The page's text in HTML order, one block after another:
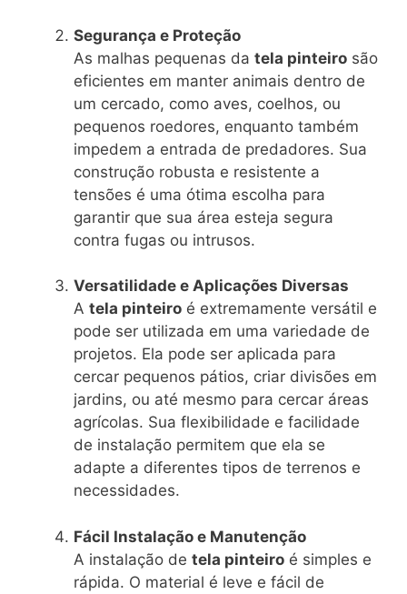
Segurança e Proteção
As malhas pequenas da tela pinteiro são
eficientes em manter animais dentro de
um cercado, como aves, coelhos, ou
pequenos roedores, enquanto também
impedem a entrada de predadores. Sua
construção robusta e resistente a
tensões é uma ótima escolha para
garantir que sua área esteja segura
contra fugas ou intrusos.
Versatilidade e Aplicações Diversas
A tela pinteiro é extremamente versátil e
pode ser utilizada em uma variedade de
projetos. Ela pode ser aplicada para
cercar pequenos pátios, criar divisões em
jardins, ou até mesmo para cercar áreas
agrícolas. Sua flexibilidade e facilidade
de instalação permitem que ela se
adapte a diferentes tipos de terrenos e
necessidades.
Fácil Instalação e Manutenção
A instalação de tela pinteiro é simples e
rápida. O material é leve e fácil de